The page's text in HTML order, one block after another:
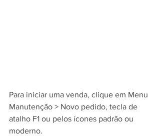
Para iniciar uma venda, clique em Menu
Manutenção > Novo pedido, tecla de
atalho F1 ou pelos ícones padrão ou
moderno.